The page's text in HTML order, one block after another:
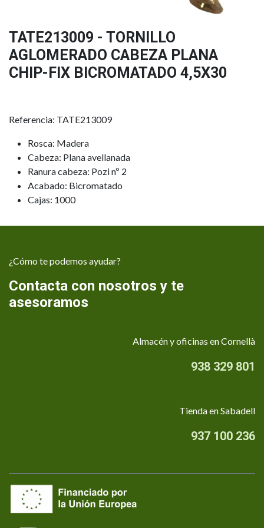
TATE213009 - TORNILLO
AGLOMERADO CABEZA PLANA
CHIP-FIX BICROMATADO 4,5X30
Referencia: TATE213009
Rosca: Madera
Cabeza: Plana avellanada
Ranura cabeza: Pozi nº 2
Acabado: Bicromatado
Cajas: 1000
¿Cómo te podemos ayudar?
Contacta con nosotros y te
asesoramos
Almacén y oficinas en Cornellà
938 329 801
Tienda en Sabadell
937 100 236